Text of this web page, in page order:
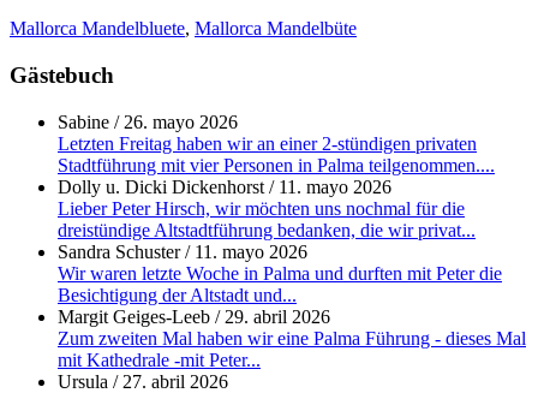
Mallorca Mandelbluete, Mallorca Mandelbüte
Gästebuch
Sabine / 26. mayo 2026
Letzten Freitag haben wir an einer 2-stündigen privaten
Stadtführung mit vier Personen in Palma teilgenommen....
Dolly u. Dicki Dickenhorst / 11. mayo 2026
Lieber Peter Hirsch, wir möchten uns nochmal für die
dreistündige Altstadtführung bedanken, die wir privat...
Sandra Schuster/ 11. mayo 2026
Wir waren letzte Woche in Palma und durften mit Peter die
Besichtigung der Altstadt und...
Margit Geiges-Leeb / 29. abril 2026
Zum zweiten Mal haben wir eine Palma Führung - dieses Mal
mit Kathedrale -mit Peter...
Ursula / 27. abril 2026